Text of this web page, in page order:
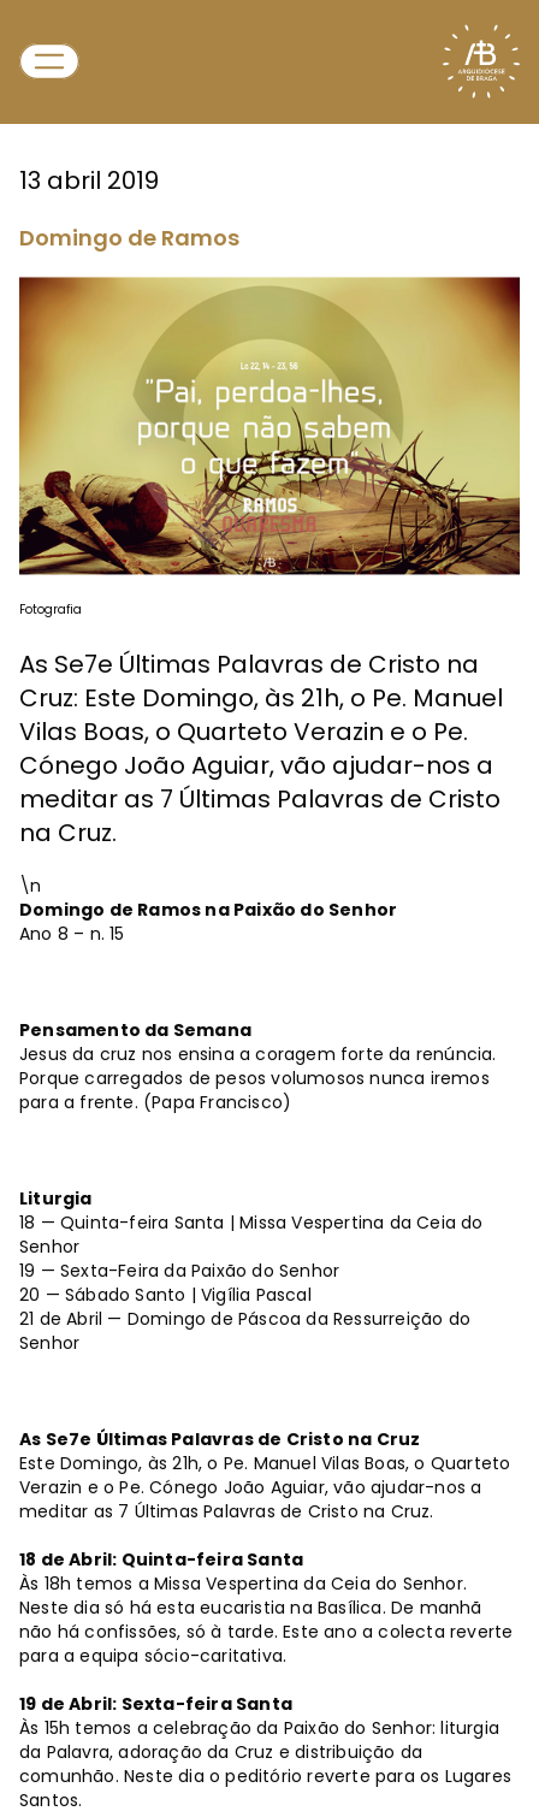
13 abril 2019
Domingo de Ramos
Fotografia
As Se7e Últimas Palavras de Cristo na
Cruz: Este Domingo, às 21h, o Pe. Manuel
Vilas Boas, o Quarteto Verazin e o Pe.
Cónego João Aguiar, vão ajudar-nos a
meditar as 7 Últimas Palavras de Cristo
na Cruz.
\n
Domingo de Ramos na Paixão do Senhor
Ano 8 – n. 15
Pensamento da Semana
Jesus da cruz nos ensina a coragem forte da renúncia.
Porque carregados de pesos volumosos nunca iremos
para a frente. (Papa Francisco)
Liturgia
18 — Quinta-feira Santa | Missa Vespertina da Ceia do
Senhor
19 — Sexta-Feira da Paixão do Senhor
20 — Sábado Santo | Vigília Pascal
21 de Abril — Domingo de Páscoa da Ressurreição do
Senhor
As Se7e Últimas Palavras de Cristo na Cruz
Este Domingo, às 21h, o Pe. Manuel Vilas Boas, o Quarteto
Verazin e o Pe. Cónego João Aguiar, vão ajudar-nos a
meditar as 7 Últimas Palavras de Cristo na Cruz.
18 de Abril: Quinta-feira Santa
Às 18h temos a Missa Vespertina da Ceia do Senhor.
Neste dia só há esta eucaristia na Basílica. De manhã
não há confissões, só à tarde. Este ano a colecta reverte
para a equipa sócio-caritativa.
19 de Abril: Sexta-feira Santa
Às 15h temos a celebração da Paixão do Senhor: liturgia
da Palavra, adoração da Cruz e distribuição da
comunhão. Neste dia o peditório reverte para os Lugares
Santos.